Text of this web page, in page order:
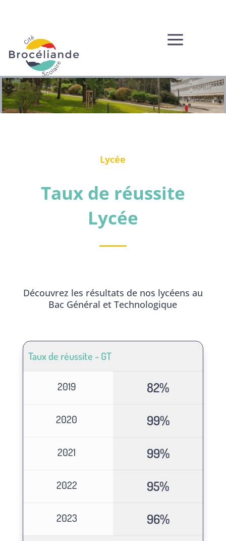
a
Lycée
Taux de réussite
Lycée
Découvrez les résultats de nos lycéens au
Bac Général et Technologique
Taux de réussite - GT
2019 82%
2020 99%
2021 99%
2022 95%
2023 96%